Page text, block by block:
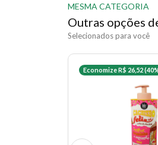
MESMA CATEGORIA
Outras opções
Selecionados para você
Economize R$ 26,52